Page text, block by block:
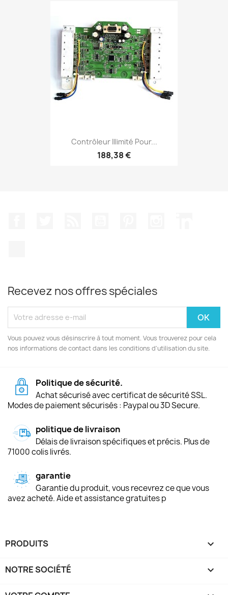
Contrôleur Illimité Pour...
188,38 €
Recevez nos offres spéciales
Vous pouvez vous désinscrire à tout moment. Vous trouverez pour cela
nos informations de contact dans les conditions d'utilisation du site.
Politique de sécurité.
Achat sécurisé avec certificat de sécurité SSL.
Modes de paiement sécurisés : Paypal ou 3D Secure.
politique de livraison
Délais de livraison spécifiques et précis. Plus de
71000 colis livrés.
garantie
Garantie du produit, vous recevrez ce que vous
avez acheté. Aide et assistance gratuites p
PRODUITS 
NOTRE SOCIÉTÉ 